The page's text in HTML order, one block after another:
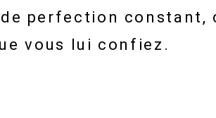
perfection constant,
vous lui confiez.